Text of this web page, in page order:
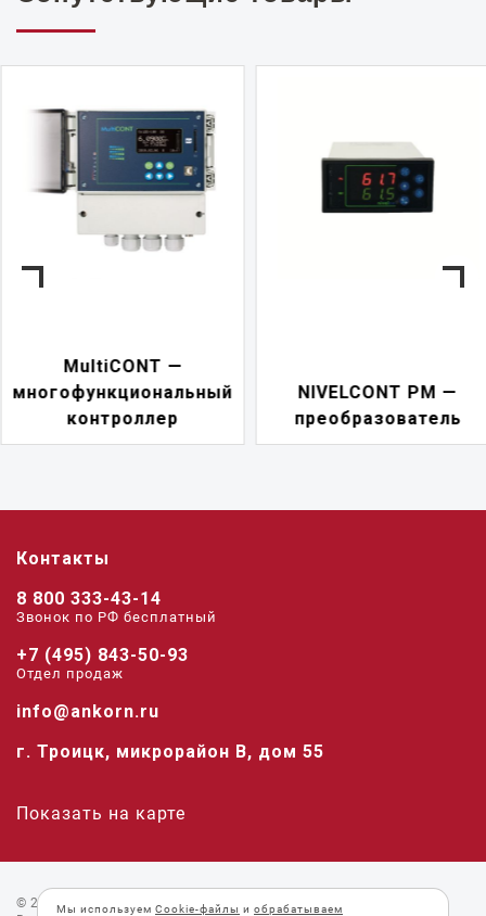
NIVELCONT PM —
преобразователь
переключатель
Контакты
8 800 333-43-14
Звонок по РФ беcплатный
+7 (495) 843-50-93
Отдел продаж
info@ankorn.ru
г. Троицк, микрорайон В, дом 55
Показать на карте
© 2026 «Анкорн».
Мы используем Cookie-файлы и обрабатываем